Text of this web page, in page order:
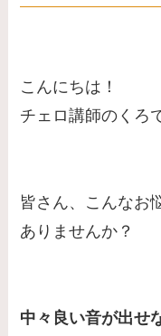
こんにちは！
チェロ講師のくろ
皆さん、こんなお
ありませんか？
中々良い音が出せ